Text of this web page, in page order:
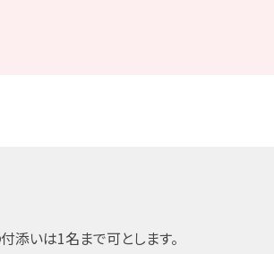
添いは1名まで可とします。